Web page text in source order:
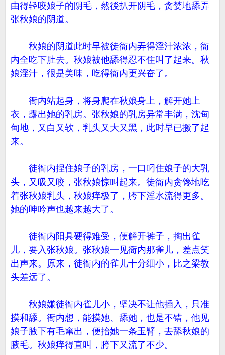
由得轻咬娘子的阴毛，然後扒开阴毛，贪婪地舔弄
张秋娘的阴道。
秋娘的阴道此时早被徒衙内弄得淫汁浓浓，衙
内全吃下肚去。秋娘被他舔得忍不住叫了起来。秋
娘淫汁，很是美味，吃得衙内更兴奋了。
衙内站起身，将身爬在秋娘身上，解开她上
衣，露出她的乳房。张秋娘的乳房异常丰满，沈甸
甸地，又白又软，乳头又大又黑，此时早已撅了起
来。
徒衙内捏住娘子的乳房，一口叼住娘子的大乳
头，又吸又咬，张秋娘惊叫起来。徒衙内贪馋地吃
着张秋娘乳头，秋娘痒极了，胯下淫水流得更多。
她的呻吟声也越来越大了。
徒衙内阳具硬得难受，便解开裤子，掏出雀
儿，要入张秋娘。张秋娘一见衙内那雀儿，差点笑
出声来。原来，徒衙内的雀儿十分细小，比之梁教
头差远了。
秋娘嫌徒衙内雀儿小，坚决不让他插入，只准
摸和舔。衙内想，能摸她、舔她，也是不错，他见
娘子腋下有毛窜出，便抬她一条玉臂，去舔秋娘的
腋毛。秋娘痒得直叫，胯下又流了不少。